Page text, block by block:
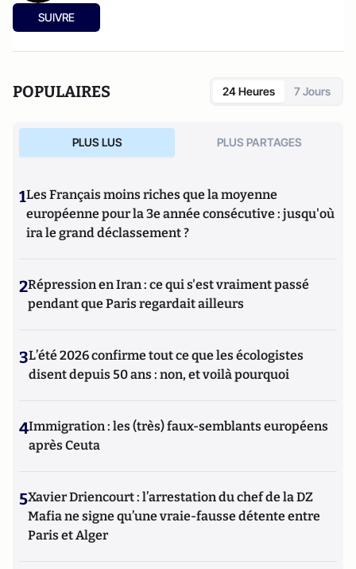
SUIVRE
POPULAIRES 24 Heures 7 Jours
PLUS LUS PLUS PARTAGES
1Les Français moins riches que la moyenne
européenne pour la 3e année consécutive : jusqu'où
ira le grand déclassement ?
2Répression en Iran : ce qui s'est vraiment passé
pendant que Paris regardait ailleurs
3L’été 2026 confirme tout ce que les écologistes
disent depuis 50 ans : non, et voilà pourquoi
4Immigration : les (très) faux-semblants européens
après Ceuta
5Xavier Driencourt : l’arrestation du chef de la DZ
Mafia ne signe qu’une vraie-fausse détente entre
Paris et Alger